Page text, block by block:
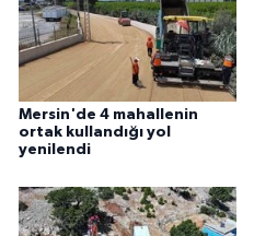
Mersin'de 4 mahallenin
ortak kullandığı yol
yenilendi